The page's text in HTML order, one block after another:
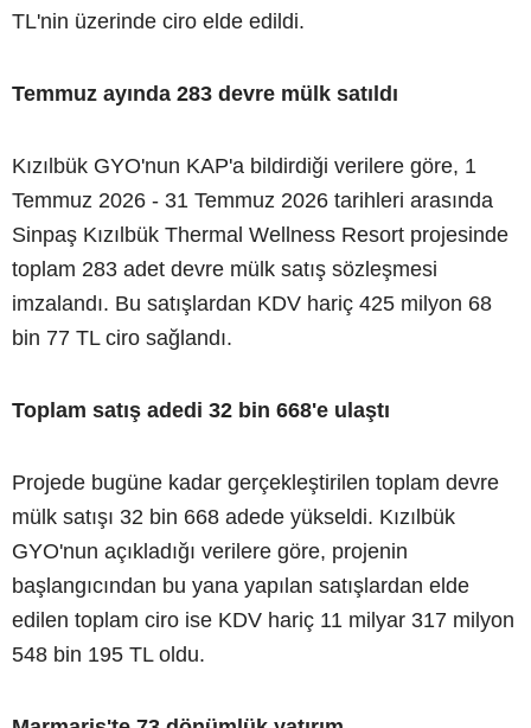
TL'nin üzerinde ciro elde edildi.
Temmuz ayında 283 devre mülk satıldı
Kızılbük GYO'nun KAP'a bildirdiği verilere göre, 1
Temmuz 2026 - 31 Temmuz 2026 tarihleri arasında
Sinpaş Kızılbük Thermal Wellness Resort projesinde
toplam 283 adet devre mülk satış sözleşmesi
imzalandı. Bu satışlardan KDV hariç 425 milyon 68
bin 77 TL ciro sağlandı.
Toplam satış adedi 32 bin 668'e ulaştı
Projede bugüne kadar gerçekleştirilen toplam devre
mülk satışı 32 bin 668 adede yükseldi. Kızılbük
GYO'nun açıkladığı verilere göre, projenin
başlangıcından bu yana yapılan satışlardan elde
edilen toplam ciro ise KDV hariç 11 milyar 317 milyon
548 bin 195 TL oldu.